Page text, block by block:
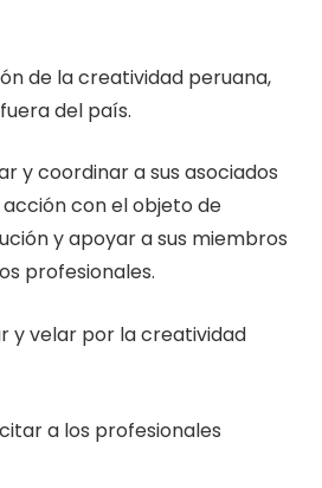
de la creatividad peruana,
del país.
y coordinar a sus asociados
con el objeto de
y apoyar a sus miembros
profesionales.
y velar por la creatividad
a los profesionales